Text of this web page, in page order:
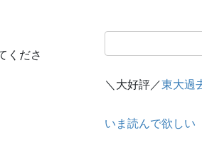
くださ
＼大好評／東大過
いま読んで欲しい